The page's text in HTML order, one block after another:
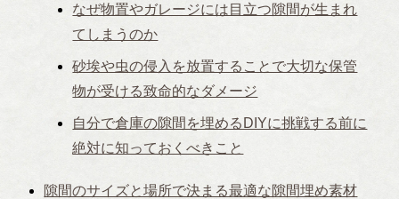
なぜ物置やガレージには目立つ隙間が生まれ
てしまうのか
砂埃や虫の侵入を放置することで大切な保管
物が受ける致命的なダメージ
自分で倉庫の隙間を埋めるDIYに挑戦する前に
絶対に知っておくべきこと
隙間のサイズと場所で決まる最適な隙間埋め素材